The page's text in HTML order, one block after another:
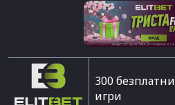
300 безплатни
игри